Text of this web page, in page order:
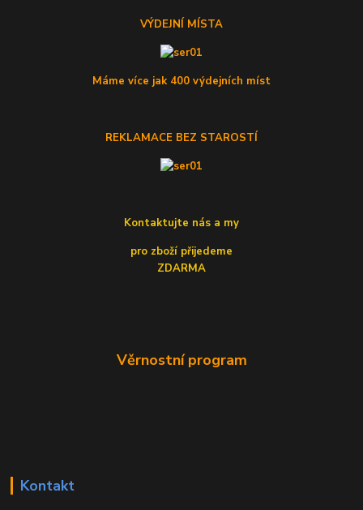
VÝDEJNÍ MÍSTA
Máme více jak 400 výdejních míst
REKLAMACE BEZ STAROSTÍ
Kontaktujte nás a my
pro zboží přijedeme
ZDARMA
Věrnostní program
Kontakt